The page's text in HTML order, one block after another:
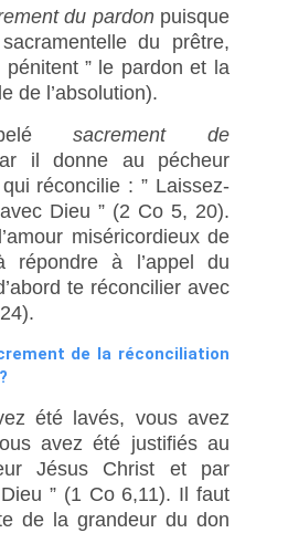
du pardonpuisque
du prêtre,
” le pardon et la
de l’absolution).
sacrement de
il donne au pécheur
qui réconcilie : ” Laissez-
Dieu ” (2 Co 5, 20).
miséricordieux de
répondre à l’appel du
te réconcilier avec
de la réconciliation
été lavés, vous avez
avez été justifiés au
Jésus Christ et par
Dieu ” (1 Co 6,11). Il faut
de la grandeur du don